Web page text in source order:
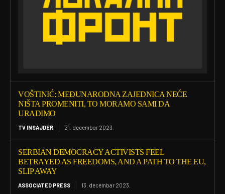
VOŠTINIĆ: MEĐUNARODNA ZAJEDNICA NEĆE
NIŠTA PROMENITI, TO MORAMO SAMI DA
URADIMO
TV INSAJDER 21. decembar 2023.
SERBIAN DEMOCRACY ACTIVISTS FEEL
BETRAYED AS FREEDOMS, AND A PATH TO THE EU,
SLIP AWAY
ASSOCIATED PRESS 13. decembar 2023.